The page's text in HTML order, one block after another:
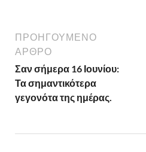
ΠΡΟΗΓΟΎΜΕΝΟ
ΆΡΘΡΟ
Σαν σήμερα 16 Ιουνίου:
Τα σημαντικότερα
γεγονότα της ημέρας.